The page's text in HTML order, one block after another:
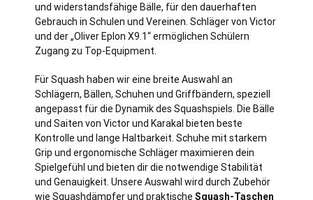
und widerstandsfähige Bälle, für den dauerhaften
Gebrauch in Schulen und Vereinen. Schläger von Victor
und der „Oliver Eplon X9.1“ ermöglichen Schülern
Zugang zu Top-Equipment.
Für Squash haben wir eine breite Auswahl an
Schlägern, Bällen, Schuhen und Griffbändern, speziell
angepasst für die Dynamik des Squashspiels. Die Bälle
und Saiten von Victor und Karakal bieten beste
Kontrolle und lange Haltbarkeit. Schuhe mit starkem
Grip und ergonomische Schläger maximieren dein
Spielgefühl und bieten dir die notwendige Stabilität
und Genauigkeit. Unsere Auswahl wird durch Zubehör
wie Squashdämpfer und praktische Squash-Taschen